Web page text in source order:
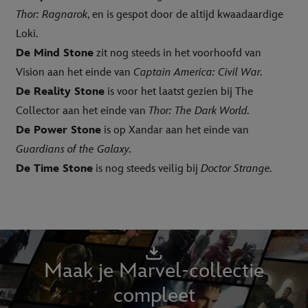
Thor: Ragnarok, en is gespot door de altijd kwaadaardige
Loki.
De Mind Stone zit nog steeds in het voorhoofd van
Vision aan het einde van Captain America: Civil War.
De Reality Stone is voor het laatst gezien bij The
Collector aan het einde van Thor: The Dark World.
De Power Stone is op Xandar aan het einde van
Guardians of the Galaxy.
De Time Stone is nog steeds veilig bij Doctor Strange.
Maak je Marvel-collectie
compleet